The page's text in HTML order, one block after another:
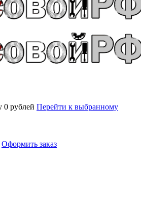
0 рублей Перейти к выбранному
Оформить заказ